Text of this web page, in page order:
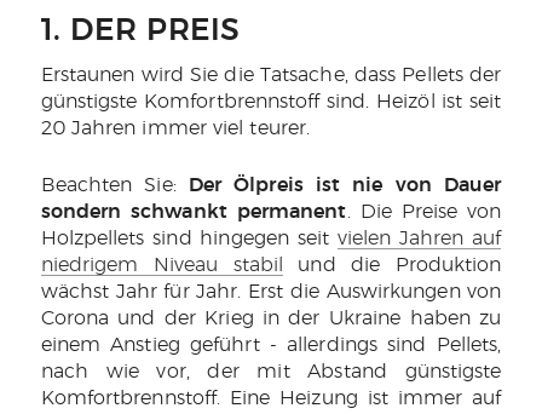
1. DER PREIS
Erstaunen wird Sie die Tatsache, dass Pellets der
günstigste Komfortbrennstoff sind. Heizöl ist seit
20 Jahren immer viel teurer.
Beachten Sie:
Der Ölpreis ist nie von Dauer
sondern schwankt permanent . Die Preise von
Holzpellets sind hingegen seit vielen Jahren auf
niedrigem Niveau stabil
und die Produktion
wächst Jahr für Jahr. Erst die Auswirkungen von
Corona und der Krieg in der Ukraine haben zu
einem Anstieg geführt - allerdings sind Pellets,
nach wie vor, der mit Abstand günstigste
Komfortbrennstoff. Eine Heizung ist immer auf